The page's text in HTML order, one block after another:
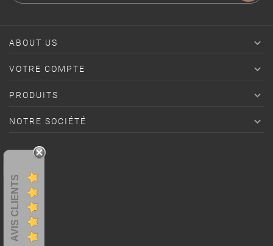
ABOUT US 
VOTRE COMPTE 
PRODUITS 
NOTRE SOCIÉTÉ 
AVIS CLIENTS